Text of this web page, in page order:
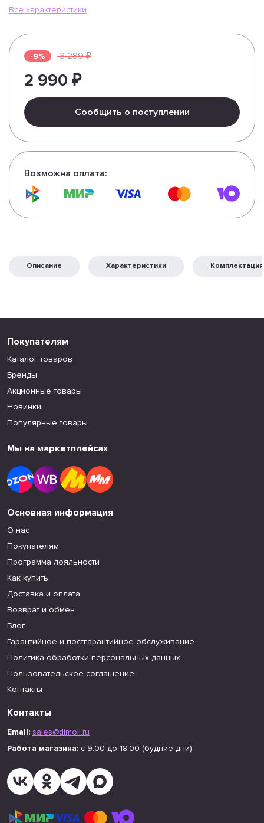
Все характеристики
-9% 3 289 ₽
2 990 ₽
Сообщить о поступлении
Возможна оплата:
Описание Характеристики Комплектация
Покупателям
Каталог товаров
Бренды
Акционные товары
Новинки
Популярные товары
Мы на маркетплейсах
Основная информация
О нас
Покупателям
Программа лояльности
Как купить
Доставка и оплата
Возврат и обмен
Блог
Гарантийное и постгарантийное обслуживание
Политика обработки персональных данных
Пользовательское соглашение
Контакты
Контакты
Email: sales@dimoll.ru
Работа магазина: с 9:00 до 18:00 (будние дни)